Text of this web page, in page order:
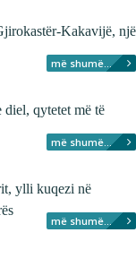
Kakavijë, një
më shumë...
qytetet më të
më shumë...
ylli kuqezi në
më shumë...